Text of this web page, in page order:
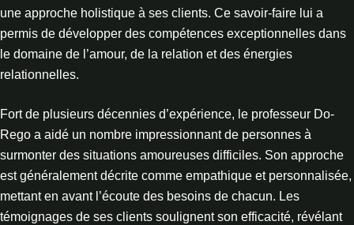
une approche holistique à ses clients. Ce savoir-faire lui a
permis de développer des compétences exceptionnelles dans
le domaine de l’amour, de la relation et des énergies
relationnelles.
Fort de plusieurs décennies d’expérience, le professeur Do-
Rego a aidé un nombre impressionnant de personnes à
surmonter des situations amoureuses difficiles. Son approche
est généralement décrite comme empathique et personnalisée,
mettant en avant l’écoute des besoins de chacun. Les
témoignages de ses clients soulignent son efficacité, révélant